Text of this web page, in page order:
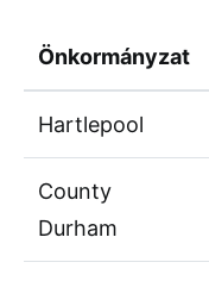
Önkormányzat
Hartlepool
County
Durham